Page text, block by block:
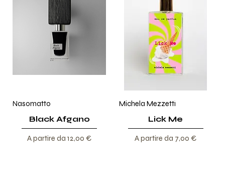
Nasomatto
Black Afgano
A partire da12,00 €
Prezzo scontato
Michela Mezzetti
Lick Me
A partire da 7,00 €
Prezzo scontato